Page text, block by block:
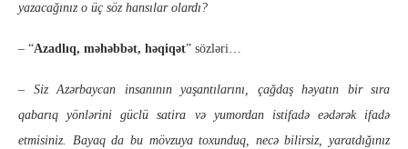
yazacağınız o üç söz hansılar olardı?
– “Azadlıq, məhəbbət, həqiqət” sözləri…
– Siz Azərbaycan insanının yaşantılarını, çağdaş həyatın bir sıra
qabarıq yönlərini güclü satira və yumordan istifadə eədərək ifadə
etmisiniz. Bayaq da bu mövzuya toxunduq, necə bilirsiz, yaratdığınız